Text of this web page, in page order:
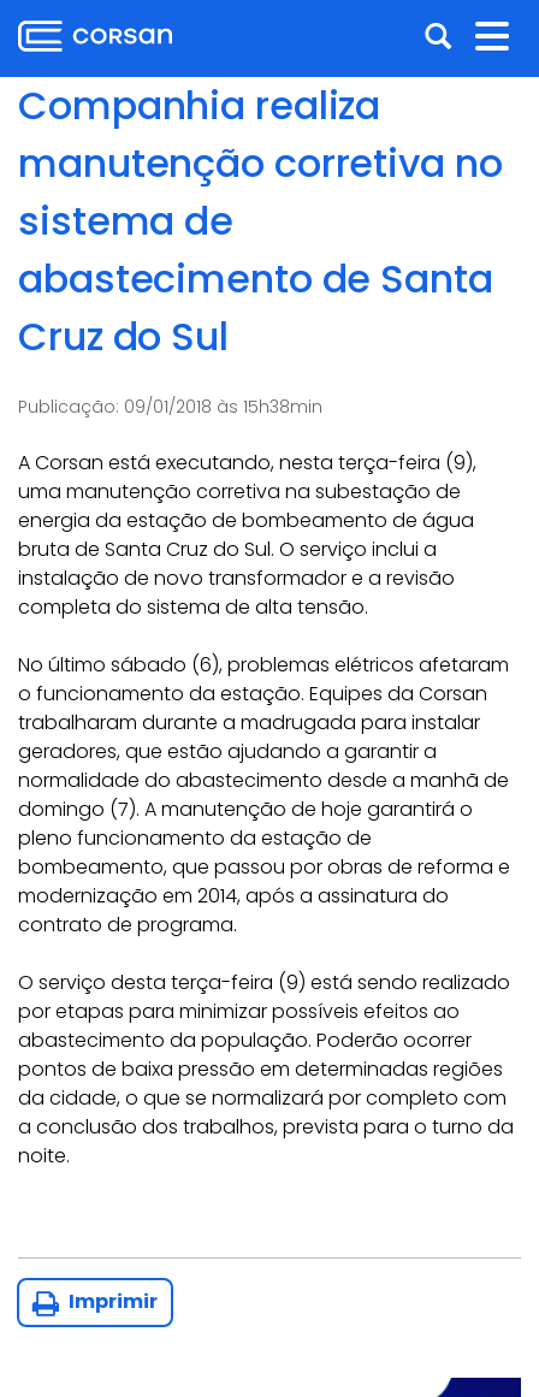
para
o
conteúdo
para
menu
para
busca
para
o
conteúdo
Abrir
a
Companhia realiza
manutenção corretiva no
sistema de
abastecimento de Santa
Cruz do Sul
Publicação: 09/01/2018 às 15h38min
A Corsan está executando, nesta terça-feira (9),
uma manutenção corretiva na subestação de
energia da estação de bombeamento de água
bruta de Santa Cruz do Sul. O serviço inclui a
instalação de novo transformador e a revisão
completa do sistema de alta tensão.
No último sábado (6), problemas elétricos afetaram
o funcionamento da estação. Equipes da Corsan
trabalharam durante a madrugada para instalar
geradores, que estão ajudando a garantir a
normalidade do abastecimento desde a manhã de
domingo (7). A manutenção de hoje garantirá o
pleno funcionamento da estação de
bombeamento, que passou por obras de reforma e
modernização em 2014, após a assinatura do
contrato de programa.
O serviço desta terça-feira (9) está sendo realizado
por etapas para minimizar possíveis efeitos ao
abastecimento da população. Poderão ocorrer
pontos de baixa pressão em determinadas regiões
da cidade, o que se normalizará por completo com
a conclusão dos trabalhos, prevista para o turno da
noite.
Imprimir